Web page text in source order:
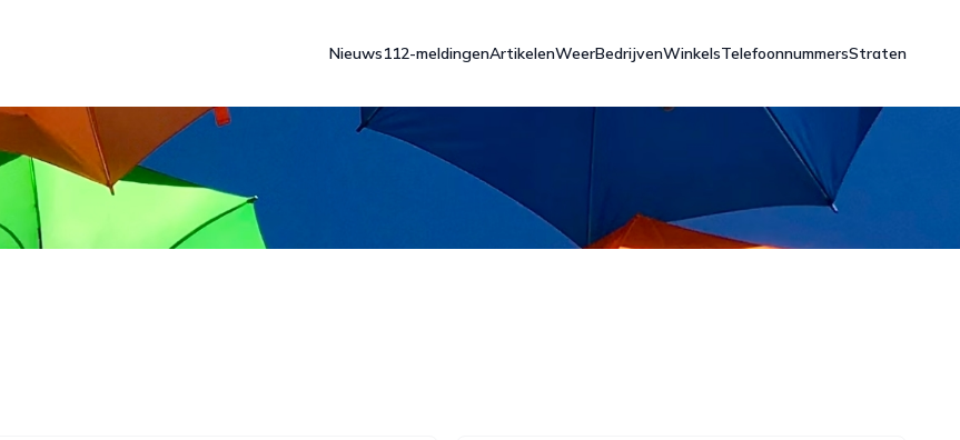
Nieuws112-meldingenArtikelenWeerBedrijvenWinkelsTelefoonnummersStraten